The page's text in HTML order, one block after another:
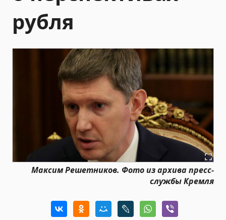
рубля
Максим Решетников. Фото из архива пресс-
службы Кремля